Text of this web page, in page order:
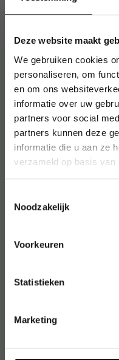
Deze website maakt
We gebruiken cookies
personaliseren, om
en om ons
informatie over uw
partners voor social
partners kunnen deze
informatie die u aan ze
verzameld op basis van
Noodzakelijk
Voorkeuren
Statistieken
Marketing
zonder dop
Stevige kunststof
Etui met 8 kleuren:
bruin, violet en
Gebruik en
Perfect voor scholen,
presentaties en
voor iedereen die
edding staat bekend om
oog voor innovatie en
Origineel nummer